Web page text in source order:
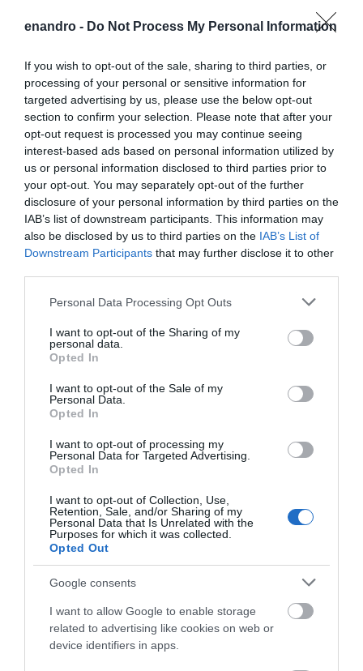
enandro - Do Not Process My Personal Information
If you wish to opt-out of the sale, sharing to third parties, or
processing of your personal or sensitive information for
targeted advertising by us, please use the below opt-out
section to confirm your selection. Please note that after your
opt-out request is processed you may continue seeing
interest-based ads based on personal information utilized by
us or personal information disclosed to third parties prior to
your opt-out. You may separately opt-out of the further
disclosure of your personal information by third parties on the
IAB’s list of downstream participants. This information may
also be disclosed by us to third parties on the IAB’s List of
Downstream Participants that may further disclose it to other
Please note that this website/app uses one or more Google
not limited to your visit or usage behaviour. You may click to
grant or deny consent to Google and its third-party tags to
use your data for below specified purposes in below Google
consent section.
Personal Data Processing Opt Outs
I want to opt-out of the Sharing of my
personal data.
Opted In
I want to opt-out of the Sale of my
Personal Data.
Opted In
I want to opt-out of processing my
Personal Data for Targeted Advertising.
Opted In
I want to opt-out of Collection, Use,
Retention, Sale, and/or Sharing of my
Personal Data that Is Unrelated with the
Purposes for which it was collected.
Opted Out
Google consents
I want to allow Google to enable storage
related to advertising like cookies on web or
device identifiers in apps.